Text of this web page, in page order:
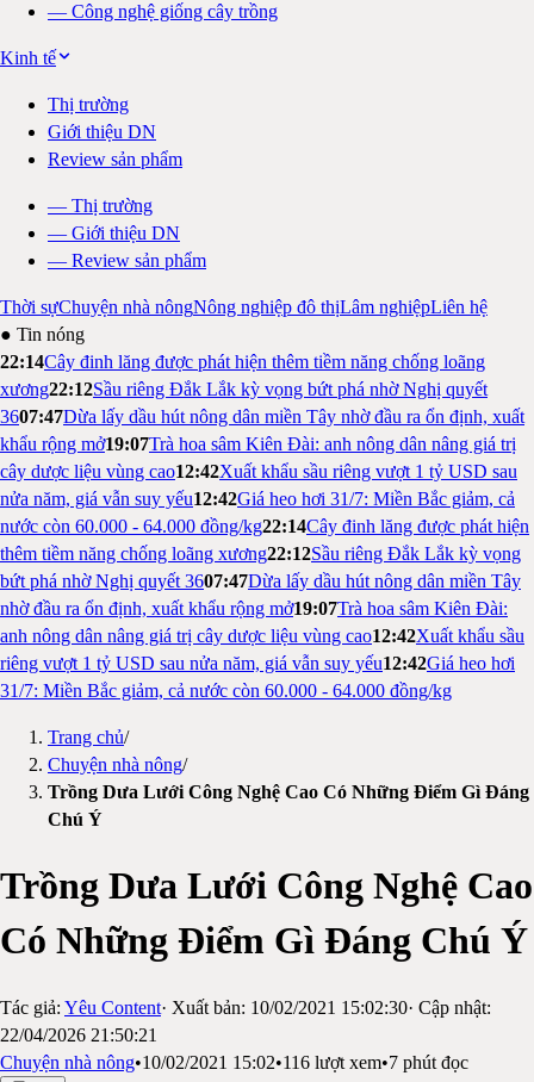
— Công nghệ giống cây trồng
Kinh tế
Thị trường
Giới thiệu DN
Review sản phẩm
— Thị trường
— Giới thiệu DN
— Review sản phẩm
Thời sựChuyện nhà nôngNông nghiệp đô thịLâm nghiệpLiên hệ
● Tin nóng
22:14Cây đinh lăng được phát hiện thêm tiềm năng chống loãng
xương22:12Sầu riêng Đắk Lắk kỳ vọng bứt phá nhờ Nghị quyết
3607:47Dừa lấy dầu hút nông dân miền Tây nhờ đầu ra ổn định, xuất
khẩu rộng mở19:07Trà hoa sâm Kiên Đài: anh nông dân nâng giá trị
cây dược liệu vùng cao12:42Xuất khẩu sầu riêng vượt 1 tỷ USD sau
nửa năm, giá vẫn suy yếu12:42Giá heo hơi 31/7: Miền Bắc giảm, cả
nước còn 60.000 - 64.000 đồng/kg22:14Cây đinh lăng được phát hiện
thêm tiềm năng chống loãng xương22:12Sầu riêng Đắk Lắk kỳ vọng
bứt phá nhờ Nghị quyết 3607:47Dừa lấy dầu hút nông dân miền Tây
nhờ đầu ra ổn định, xuất khẩu rộng mở19:07Trà hoa sâm Kiên Đài:
anh nông dân nâng giá trị cây dược liệu vùng cao12:42Xuất khẩu sầu
riêng vượt 1 tỷ USD sau nửa năm, giá vẫn suy yếu12:42Giá heo hơi
31/7: Miền Bắc giảm, cả nước còn 60.000 - 64.000 đồng/kg
Trang chủ/
Chuyện nhà nông/
Trồng Dưa Lưới Công Nghệ Cao Có Những Điểm Gì Đáng
Chú Ý
Trồng Dưa Lưới Công Nghệ Cao
Có Những Điểm Gì Đáng Chú Ý
Tác giả: Yêu Content· Xuất bản: 10/02/2021 15:02:30· Cập nhật:
22/04/2026 21:50:21
Chuyện nhà nông•10/02/2021 15:02•116 lượt xem•7 phút đọc